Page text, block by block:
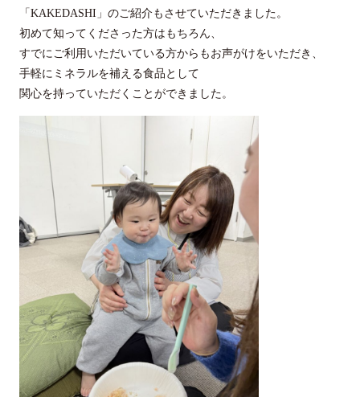
「KAKEDASHI」のご紹介もさせていただきました。
初めて知ってくださった方はもちろん、
すでにご利用いただいている方からもお声がけをいただき、
手軽にミネラルを補える食品として
関心を持っていただくことができました。